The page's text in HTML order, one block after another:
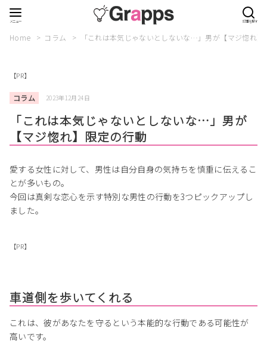
Home コラム 「これは本気じゃないとしないな…」男が【マジ惚れ】
【PR】
コラム 2023年12月24日
「これは本気じゃないとしないな…」男が
【マジ惚れ】限定の行動
愛する女性に対して、男性は自分自身の気持ちを慎重に伝えるこ
とが多いもの。
今回は真剣な恋心を示す特別な男性の行動を3つピックアップし
ました。
【PR】
車道側を歩いてくれる
これは、彼があなたを守るという本能的な行動である可能性が
高いです。